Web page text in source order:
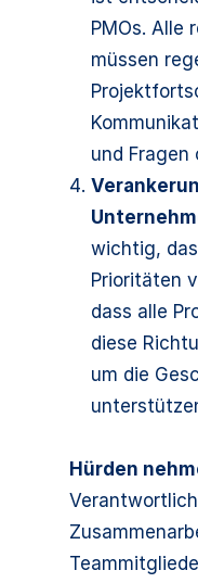
PMOs. Alle
müssen
und Fragen
wichtig,
Prioritäten
dass alle
diese
um die
Hürden